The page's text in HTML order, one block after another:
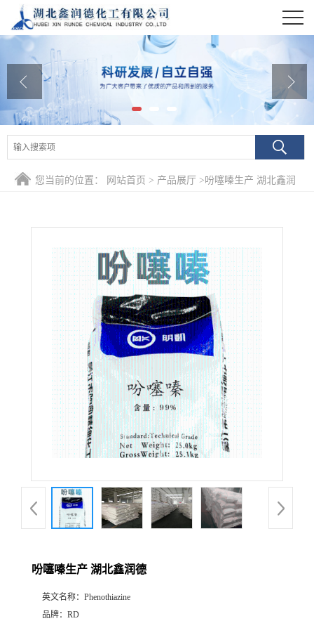
公司首页
公司介绍
公司动态
产品展厅
证书荣誉
您当前的位置： 网站首页 > 产品展厅 >吩噻嗪生产 湖北鑫润
吩噻嗪生产 湖北鑫润德
英文名称： Phenothiazine
品牌： RD